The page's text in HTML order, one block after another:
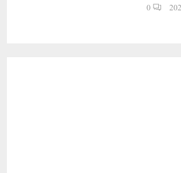
0